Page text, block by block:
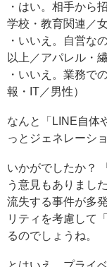
・はい。相手から
学校・教育関連／女
・いいえ。自営な
以上／アパレル・
・いいえ。業務で
報・IT／男性）
なんと「LINE自体
っとジェネレーシ
いかがでしたか？
う意見もありまし
流失する事件が多
リティを考慮して
るのでしょうね。